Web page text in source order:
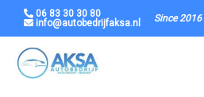
06 83 30 30 80
info@autobedrijfaksa.nl
Since 2016